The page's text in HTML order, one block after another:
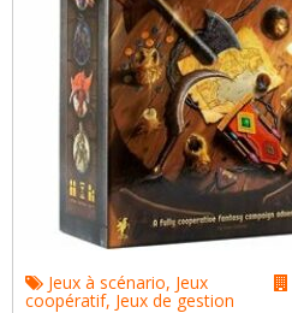
Jeux à scénario, Jeux
coopératif, Jeux de gestion